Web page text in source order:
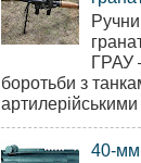
ГРАУ
боротьби з
40-мм